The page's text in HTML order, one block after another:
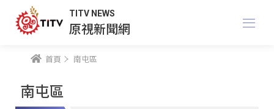
TITV NEWS
原視新聞網
首頁 南屯區
南屯區